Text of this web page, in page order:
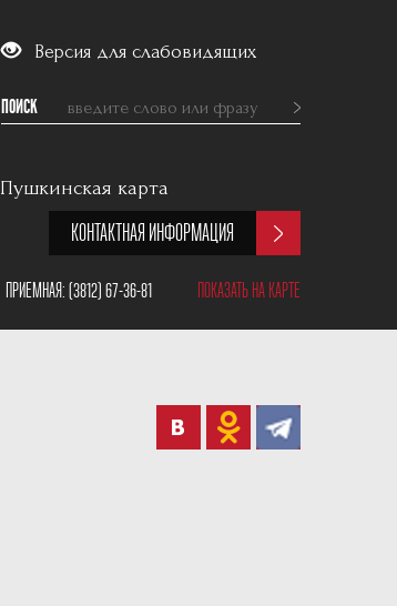
Версия для слабовидящих
ПОИСК
Пушкинская карта
КОНТАКТНАЯ ИНФОРМАЦИЯ
ПРИЕМНАЯ:(3812) 67-36-81 ПОКАЗАТЬ НА КАРТЕ